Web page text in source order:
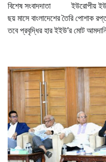
বিশেষ সংবাদদাতা ইউরোপীয়
ছয় মাসে বাংলাদেশের তৈরি পোশাক
তবে প্রবৃদ্ধির হার ইইউ’র মোট